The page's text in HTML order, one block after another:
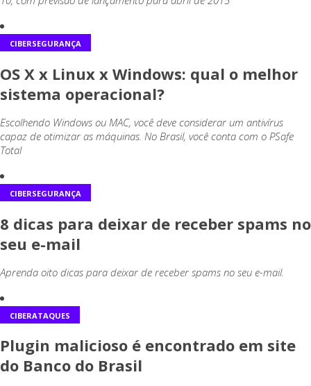
CIBERSEGURANÇA
OS X x Linux x Windows: qual o melhor
sistema operacional?
Escolhendo Windows ou MAC, você deve considerar um antivírus
capaz de otimizar as máquinas. No Brasil, você conta com o PSafe
Total
CIBERSEGURANÇA
8 dicas para deixar de receber spams no
seu e-mail
Aprenda oito dicas para deixar de receber spams no seu e-mail.
CIBERATAQUES
Plugin malicioso é encontrado em site
do Banco do Brasil